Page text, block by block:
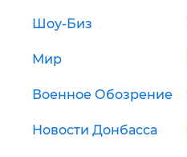
Шоу-Биз
Мир
Военное Обозрение
Новости Донбасса